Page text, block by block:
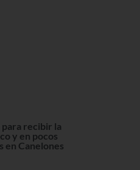
para recibir la
y en pocos
en Canelones